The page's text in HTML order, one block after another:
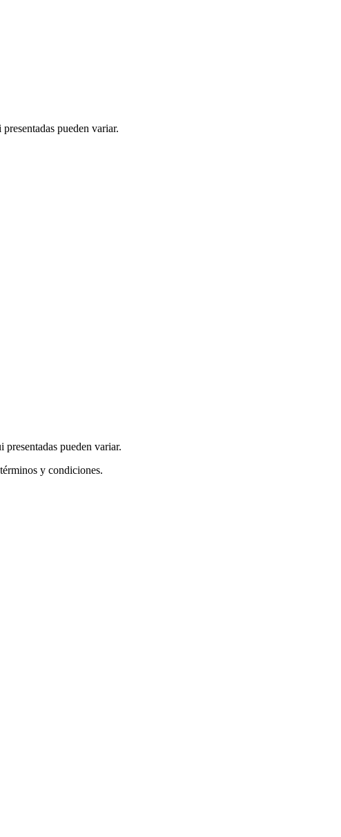
pueden variar.
pueden variar.
y condiciones.